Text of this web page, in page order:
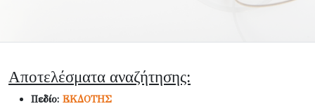
Αποτελέσματα αναζήτησης:
Πεδίο: ΕΚΔΟΤΗΣ